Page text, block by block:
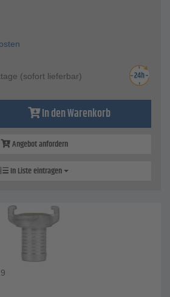
(sofort lieferbar)
In den Warenkorb
Angebot anfordern
In Liste eintragen